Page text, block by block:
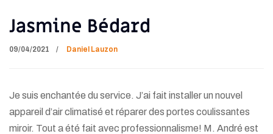
Jasmine Bédard
09/04/2021 Daniel Lauzon
Je suis enchantée du service. J’ai fait installer un nouvel
appareil d’air climatisé et réparer des portes coulissantes
miroir. Tout a été fait avec professionnalisme! M. André est